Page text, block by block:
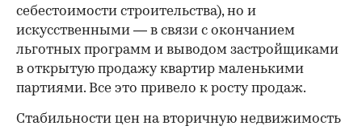
себестоимости строительства), но и
искусственными — в связи с окончанием
льготных программ и выводом застройщиками
в открытую продажу квартир маленькими
партиями. Все это привело к росту продаж.
Стабильности цен на вторичную недвижимость